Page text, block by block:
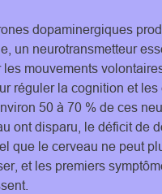
dopaminergiques
un neurotransmetteur
les mouvements
réguler la cognition et les
50 à 70 % de ces
ont disparu, le déficit de
que le cerveau ne peut
et les premiers